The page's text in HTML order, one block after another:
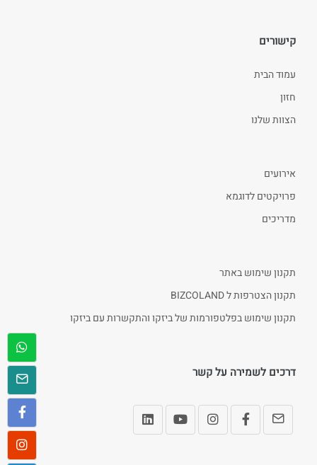
קישורים
עמוד הבית
חזון
הצוות שלנו
אירועים
פרויקטים לדוגמא
מדריכים
תקנון שימוש באתר
תקנון הצטרפות ל BIZCOLAND
תקנון שימוש בפלטפורמות של ביזקו והתקשרות עם ביזקו
דרכים לשמירה על קשר